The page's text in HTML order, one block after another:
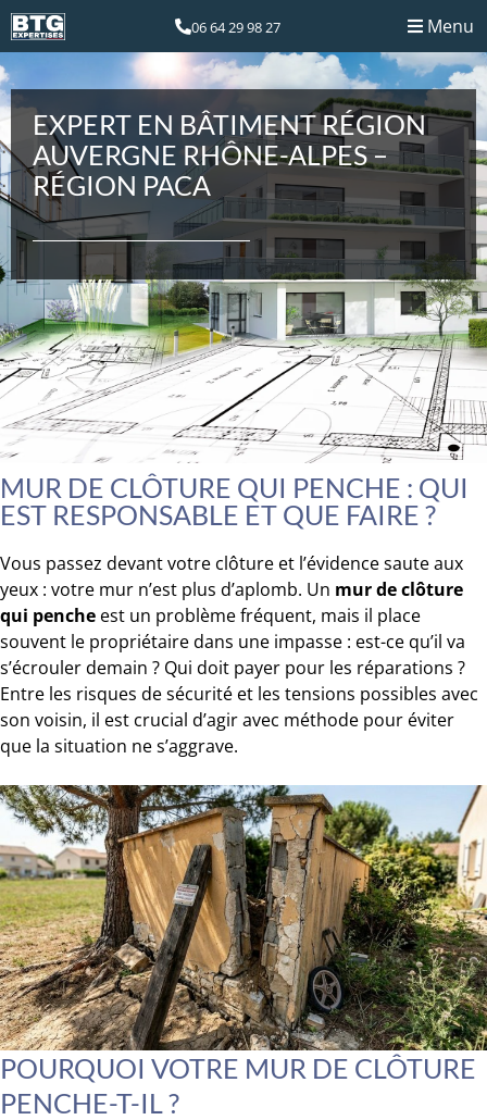
06 64 29 98 27 Menu
EXPERT EN BÂTIMENT RÉGION
AUVERGNE RHÔNE-ALPES –
RÉGION PACA
MUR DE CLÔTURE QUI PENCHE : QUI
EST RESPONSABLE ET QUE FAIRE ?
Vous passez devant votre clôture et l’évidence saute aux
yeux : votre mur n’est plus d’aplomb. Un mur de clôture
qui penche est un problème fréquent, mais il place
souvent le propriétaire dans une impasse : est-ce qu’il va
s’écrouler demain ? Qui doit payer pour les réparations ?
Entre les risques de sécurité et les tensions possibles avec
son voisin, il est crucial d’agir avec méthode pour éviter
que la situation ne s’aggrave.
POURQUOI VOTRE MUR DE CLÔTURE
PENCHE-T-IL ?